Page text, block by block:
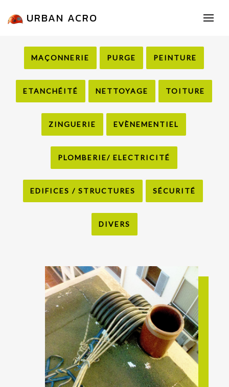
URBAN ACRO
MAÇONNERIE PURGE PEINTURE
ETANCHÉITÉ NETTOYAGE TOITURE
ZINGUERIE EVÈNEMENTIEL
PLOMBERIE/ ELECTRICITÉ
EDIFICES / STRUCTURES SÉCURITÉ
DIVERS